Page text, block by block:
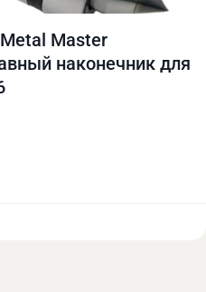
Master
наконечник для